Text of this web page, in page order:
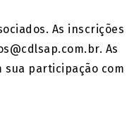
As inscrições
As
sua participação com